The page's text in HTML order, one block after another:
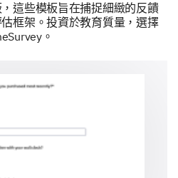
課程目標一致？
這些模板旨在捕捉細緻的反饋
框架。投資於教育質量，選擇
。